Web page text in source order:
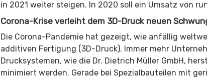
in 2021 weiter steigen. In 2020 soll ein Umsatz von
Corona-Krise verleiht dem 3D-Druck neuen
Die Corona-Pandemie hat gezeigt, wie anfällig
additiven Fertigung (3D-Druck). Immer mehr
Drucksystemen, wie die Dr. Dietrich Müller GmbH,
minimiert werden. Gerade bei Spezialbauteilen mit